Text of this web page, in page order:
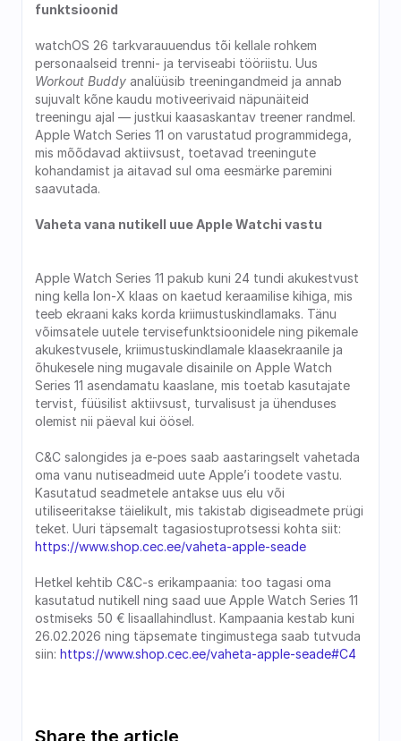
funktsioonid
watchOS 26 tarkvarauuendus tõi kellale rohkem
Workout Buddy analüüsib treeningandmeid ja annab
sujuvalt kõne kaudu motiveerivaid näpunäiteid
treeningu ajal — justkui kaasaskantav treener randmel.
Apple Watch Series 11 on varustatud programmidega,
mis mõõdavad aktiivsust, toetavad treeningute
kohandamist ja aitavad sul oma eesmärke paremini
saavutada.
Vaheta vana nutikell uue Apple Watchi vastu
Apple Watch Series 11 pakub kuni 24 tundi akukestvust
ning kella Ion-X klaas on kaetud keraamilise kihiga, mis
teeb ekraani kaks korda kriimustuskindlamaks. Tänu
võimsatele uutele tervisefunktsioonidele ning pikemale
akukestvusele, kriimustuskindlamale klaasekraanile ja
õhukesele ning mugavale disainile on Apple Watch
Series 11 asendamatu kaaslane, mis toetab kasutajate
tervist, füüsilist aktiivsust, turvalisust ja ühenduses
olemist nii päeval kui öösel.
C&C salongides ja e-poes saab aastaringselt vahetada
oma vanu nutiseadmeid uute Apple’i toodete vastu.
Kasutatud seadmetele antakse uus elu või
utiliseeritakse täielikult, mis takistab digiseadmete prügi
https://www.shop.cec.ee/vaheta-apple-seade
Hetkel kehtib C&C-s erikampaania: too tagasi oma
kasutatud nutikell ning saad uue Apple Watch Series 11
ostmiseks 50 € lisaallahindlust. Kampaania kestab kuni
26.02.2026 ning täpsemate tingimustega saab tutvuda
siin: https://www.shop.cec.ee/vaheta-apple-seade#C4
Share the article